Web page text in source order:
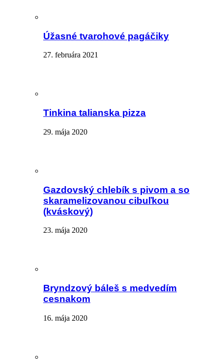
Úžasné tvarohové pagáčiky
27. februára 2021
Tinkina talianska pizza
29. mája 2020
Gazdovský chlebík s pivom a so
skaramelizovanou cibuľkou
(kváskový)
23. mája 2020
Bryndzový báleš s medvedím
cesnakom
16. mája 2020